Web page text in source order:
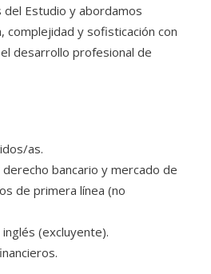
Estudio y abordamos
complejidad y sofisticación con
desarrollo profesional de
as.
bancario y mercado de
de primera línea (no
(excluyente).